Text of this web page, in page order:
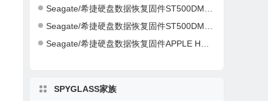
Seagate/希捷硬盘数据恢复固件ST500DM002-1CH14C-CC47-W1D1W19H-PC3000全套
Seagate/希捷硬盘数据恢复固件ST500DM002-1CH14C-CC46-Z1D9B2G6-PC3000全套
Seagate/希捷硬盘数据恢复固件APPLE HDD ST2000DM001-AQ03-W8E01Z5H-PC3000全套
SPYGLASS家族